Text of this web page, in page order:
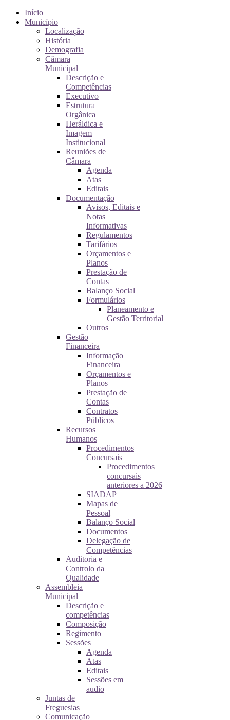
Início
Município
Localização
História
Demografia
Câmara
Municipal
Descrição e
Competências
Executivo
Estrutura
Orgânica
Heráldica e
Imagem
Institucional
Reuniões de
Câmara
Agenda
Atas
Editais
Documentação
Avisos, Editais e
Notas
Informativas
Regulamentos
Tarifários
Orçamentos e
Planos
Prestação de
Contas
Balanço Social
Formulários
Planeamento e
Gestão Territorial
Outros
Gestão
Financeira
Informação
Financeira
Orçamentos e
Planos
Prestação de
Contas
Contratos
Públicos
Recursos
Humanos
Procedimentos
Concursais
Procedimentos
concursais
anteriores a 2026
SIADAP
Mapas de
Pessoal
Balanço Social
Documentos
Delegação de
Competências
Auditoria e
Controlo da
Qualidade
Assembleia
Municipal
Descrição e
competências
Composição
Regimento
Sessões
Agenda
Atas
Editais
Sessões em
audio
Juntas de
Freguesias
Comunicação